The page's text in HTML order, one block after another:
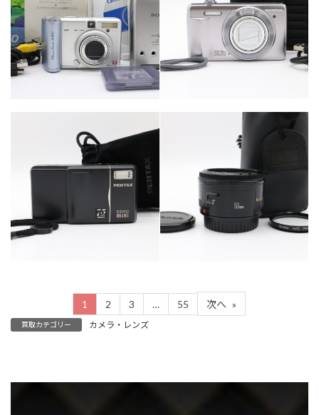
カテゴリー カメラ・レンズ
カメラ・レンズ
カメラ・レンズ カテゴリー カメラ・レンズ
1 2 3 … 55 次へ »
買取カテゴリー カメラ・レンズ